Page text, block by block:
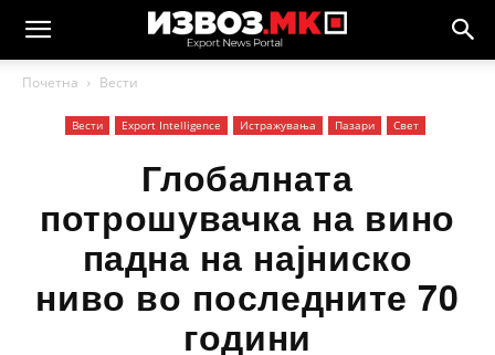
Почетна Вести
Вести Еxport Intelligence Истражувања Пазари Свет
Глобалната
потрошувачка на вино
падна на најниско
ниво во последните 70
години